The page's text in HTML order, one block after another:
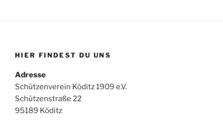
HIER FINDEST DU UNS
Adresse
Schützenverein Köditz 1909 e.V.
Schützenstraße 22
95189 Köditz